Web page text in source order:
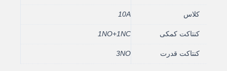
کلاس 10A
کنتاکت کمکی 1NO+1NC
کنتاکت قدرت 3NO